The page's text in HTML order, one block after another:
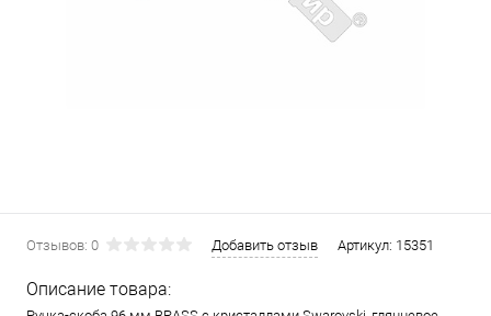
Отзывов: 0 Добавить отзыв Артикул: 15351
Описание товара: